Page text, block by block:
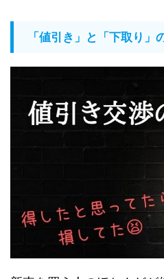
「値引き」と「下取り」